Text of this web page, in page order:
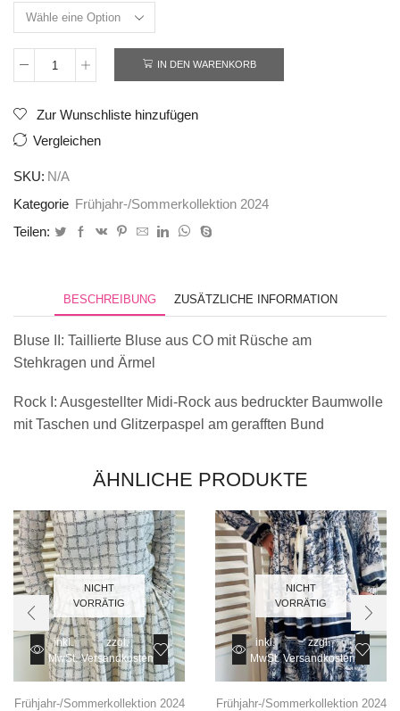
Kombination
IN DEN WARENKORB
Zur Wunschliste hinzufügen
Vergleichen
SKU: N/A
Kategorie Frühjahr-/Sommerkollektion 2024
Teilen:
BESCHREIBUNG ZUSÄTZLICHE INFORMATION
Bluse II: Taillierte Bluse aus CO mit Rüsche am
Stehkragen und Ärmel
Rock I: Ausgestellter Midi-Rock aus bedruckter Baumwolle
mit Taschen und Glitzerpaspel am gerafften Bund
ÄHNLICHE PRODUKTE
NICHT
VORRÄTIG
inkl.
MwSt.
zzgl.
Versandkosten
Frühjahr-/Sommerkollektion 2024
NICHT
VORRÄTIG
inkl.
MwSt.
zzgl.
Versandkosten
Frühjahr-/Sommerkollektion 2024